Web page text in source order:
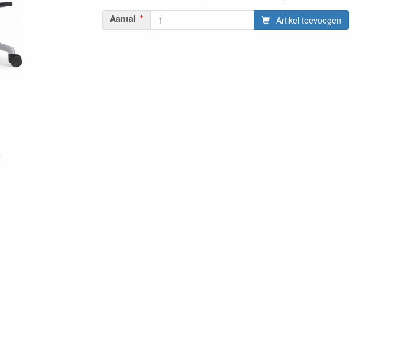
Aantal Artikel toevoegen